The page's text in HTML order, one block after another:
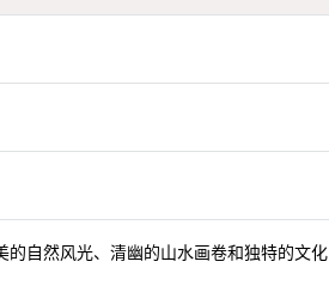
的自然风光、清幽的山水画卷和独特的文化